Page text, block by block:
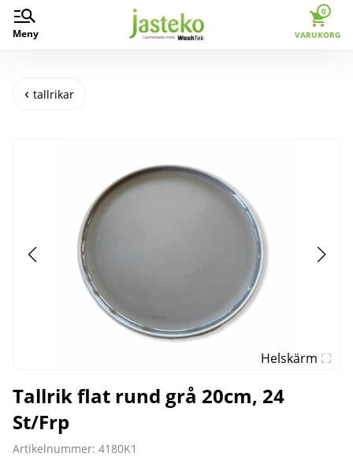
Meny
0
VARUKORG
tallrikar
Helskärm
Tallrik flat rund grå 20cm, 24
St/Frp
Artikelnummer: 4180K1